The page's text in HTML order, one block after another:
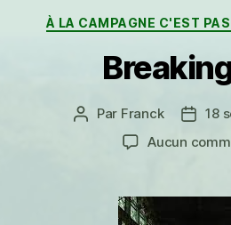
À LA CAMPAGNE C'EST
Auteur
Par Franck
Date
18
Aucun